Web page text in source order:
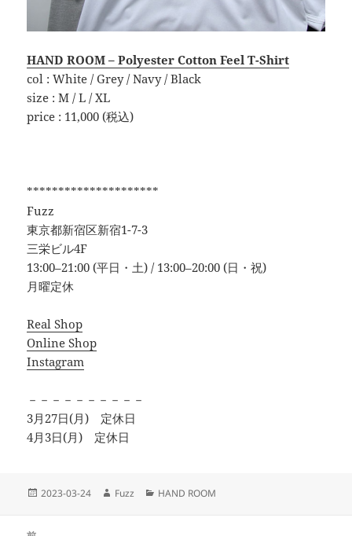
HAND ROOM – Polyester Cotton Feel T-Shirt
col : White / Grey / Navy / Black
size : M / L / XL
price : 11,000 (税込)
*********************
Fuzz
東京都新宿区新宿1-7-3
三栄ビル4F
13:00–21:00 (平日・土) / 13:00–20:00 (日・祝)
月曜定休
Real Shop
Online Shop
Instagram
－－－－－－－－－－
3月27日(月) 定休日
4月3日(月) 定休日
投
2023-03-24
作
Fuzz
カ
HAND ROOM